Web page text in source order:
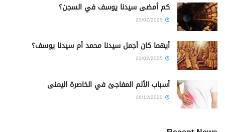
كم أمضى سيدنا يوسف في السجن؟
أيهما كان أجمل سيدنا محمد أم سيدنا يوسف؟
أسباب الألم المفاجئ في الخاصرة اليمنى